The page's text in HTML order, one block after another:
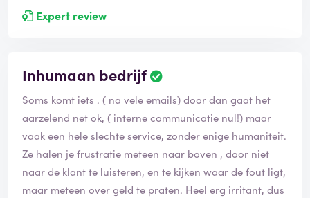
Expert review
Inhumaan bedrijf
Soms komt iets . ( na vele emails) door dan gaat het
aarzelend net ok, ( interne communicatie nul!) maar
vaak een hele slechte service, zonder enige humaniteit.
Ze halen je frustratie meteen naar boven , door niet
naar de klant te luisteren, en te kijken waar de fout ligt,
maar meteen over geld te praten. Heel erg irritant, dus